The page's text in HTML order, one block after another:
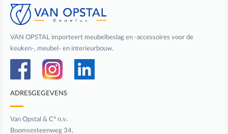
VAN OPSTAL importeert meubelbeslag en -accessoires voor de
keuken-, meubel- en interieurbouw.
ADRESGEGEVENS
Van Opstal & C° n.v.
Boomsesteenweg 34,